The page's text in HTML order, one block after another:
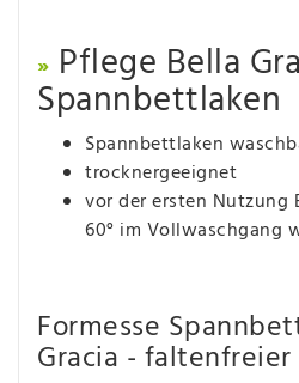
» Pflege Bella
Spannbettlaken
Spannbettlaken
trocknergeeignet
vor der ersten Nutzung
60° im Vollwaschgang
Formesse
Gracia -